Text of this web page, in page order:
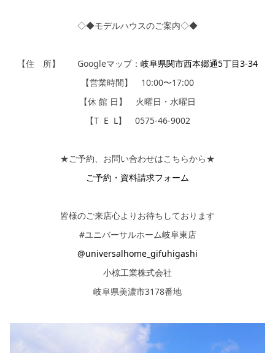
◇◆モデルハウスのご案内◇◆
【住 所】 Googleマップ： 岐阜県関市西本郷通5丁目3-34
【営業時間】 10:00〜17:00
【休 館 日】 火曜日・水曜日
【T E L】 0575-46-9002
★ご予約、お問い合わせはこちらから★
ご予約・資料請求フォーム
皆様のご来店心よりお待ちしております
#ユニバーサルホーム岐阜東店
@universalhome_gifuhigashi
小椋工業株式会社
岐阜県美濃市3178番地